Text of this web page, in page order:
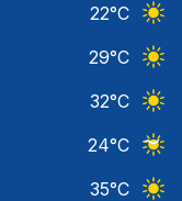
22°C
29°C
32°C
24°C
35°C